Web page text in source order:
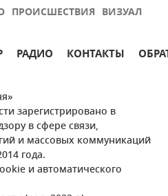
ПРОИСШЕСТВИЯ ВИЗУАЛ
РАДИО КОНТАКТЫ
зарегистрировано в
в сфере связи,
и массовых коммуникаций
года.
и автоматического